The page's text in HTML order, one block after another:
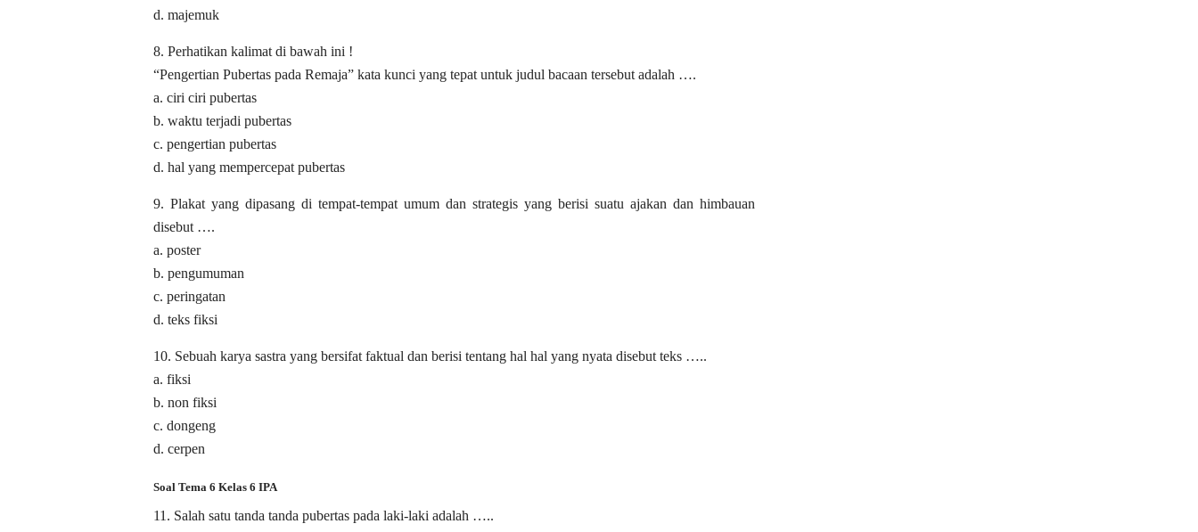
d. majemuk
8. Perhatikan kalimat di bawah ini !
“Pengertian Pubertas pada Remaja” kata kunci yang tepat untuk judul bacaan tersebut adalah ….
a. ciri ciri pubertas
b. waktu terjadi pubertas
c. pengertian pubertas
d. hal yang mempercepat pubertas
9. Plakat yang dipasang di tempat-tempat umum dan strategis yang berisi suatu ajakan dan himbauan
disebut ….
a. poster
b. pengumuman
c. peringatan
d. teks fiksi
10. Sebuah karya sastra yang bersifat faktual dan berisi tentang hal hal yang nyata disebut teks …..
a. fiksi
b. non fiksi
c. dongeng
d. cerpen
Soal Tema 6 Kelas 6 IPA
11. Salah satu tanda tanda pubertas pada laki-laki adalah …..